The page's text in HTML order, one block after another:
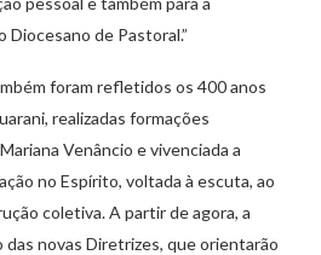
Diocesano de Pastoral.”
foram refletidos os 400 anos
realizadas formações
Venâncio e vivenciada a
no Espírito, voltada à escuta, ao
coletiva. A partir de agora, a
novas Diretrizes, que orientarão